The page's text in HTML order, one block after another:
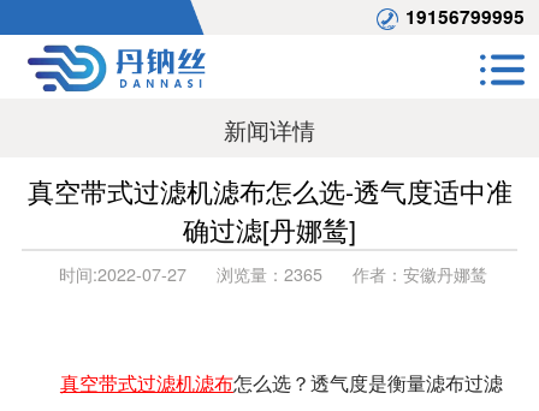
19156799995
新闻详情
真空带式过滤机滤布怎么选-透气度适中准
确过滤[丹娜鸶]
时间:2022-07-27 浏览量： 2365 作者： 安徽丹娜鸶
真空带式过滤机滤布怎么选？透气度是衡量滤布过滤